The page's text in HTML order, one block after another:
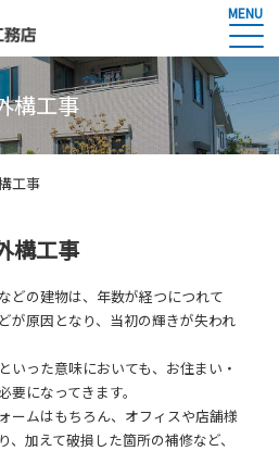
MENU
構工事
工事
構工事
どの建物は、年数が経つにつれて
が原因となり、当初の輝きが失われ
いった意味においても、お住まい・
になってきます。
ームはもちろん、オフィスや店舗様
加えて破損した箇所の補修など、